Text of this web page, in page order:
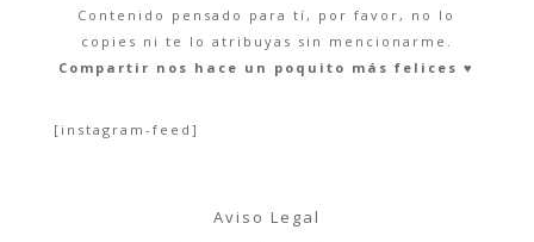
Contenido pensado para tí, por favor, no lo
copies ni te lo atribuyas sin mencionarme.
Compartir nos hace un poquito más felices ♥︎
[instagram-feed]
Aviso Legal